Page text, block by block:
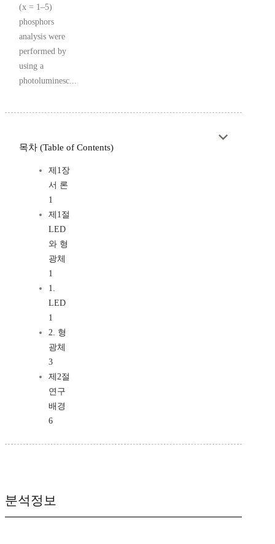
(x = 1–5)
phosphors
analysis were
performed by
using a
photoluminesc...
목차 (Table of Contents)
제1장
서 론
1
제1절
LED
와 형
광체
1
1.
LED
1
2. 형
광체
3
제2절
연구
배경
6
분석정보